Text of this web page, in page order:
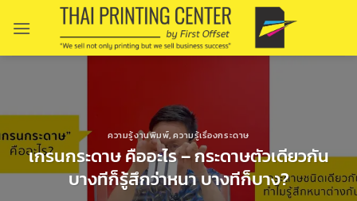
ความรู้งานพิมพ์,ความรู้เรื่องกระดาษ
เกรนกระดาษ คืออะไร – กระดาษตัวเดียวกัน
บางทีก็รู้สึกว่าหนา บางทีก็บาง?